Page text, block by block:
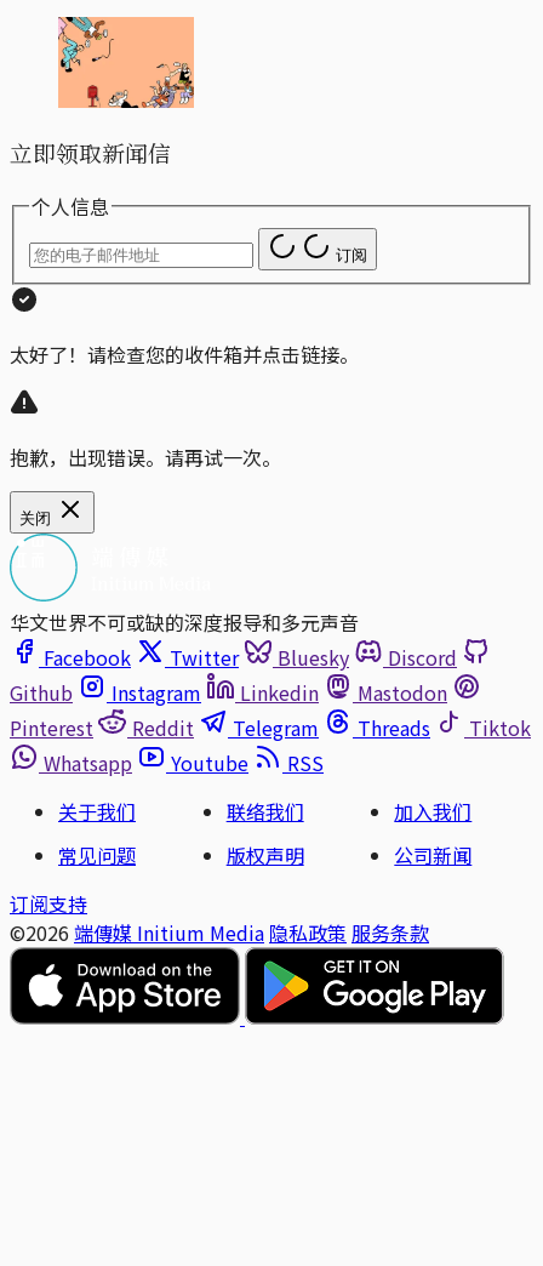
立即领取新闻信
个人信息
订阅
太好了！请检查您的收件箱并点击链接。
抱歉，出现错误。请再试一次。
关闭
华文世界不可或缺的深度报导和多元声音
Facebook
Twitter Bluesky
Discord
Github
Instagram Linkedin
Mastodon
Pinterest
Reddit Telegram Threads
Tiktok
Whatsapp
Youtube
RSS
关于我们
联络我们
加入我们
常见问题
版权声明
公司新闻
订阅支持
©2026 端傳媒 Initium Media 隐私政策 服务条款